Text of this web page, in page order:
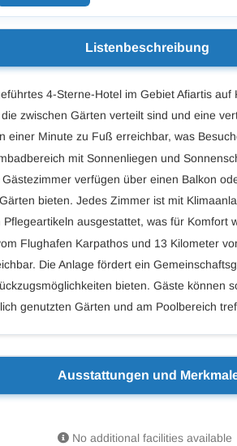
Listenbeschreibung
4-Sterne-Hotel im Gebiet Afiartis
zwischen Gärten verteilt sind und eine
einer Minute zu Fuß erreichbar, was
mit Sonnenliegen und
verfügen über einen Balkon
bieten. Jedes Zimmer ist mit
ausgestattet, was für Komfort
Flughafen Karpathos und 13 Kilometer
Die Anlage fördert ein
bieten. Gäste können
genutzten Gärten und am Poolbereich
Ausstattungen und
No additional facilities available